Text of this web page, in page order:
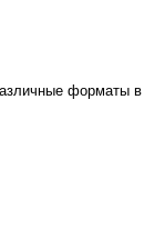
форматы в